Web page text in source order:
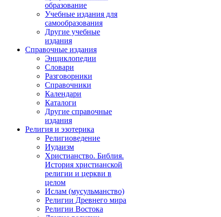
образование
Учебные издания для
самообразования
Другие учебные
издания
Справочные издания
Энциклопедии
Словари
Разговорники
Справочники
Календари
Каталоги
Другие справочные
издания
Религия и эзотерика
Религиоведение
Иудаизм
Христианство. Библия.
История христианской
религии и церкви в
целом
Ислам (мусульманство)
Религии Древнего мира
Религии Востока